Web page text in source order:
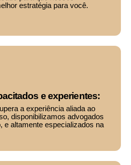
estratégia para você.
e experientes:
a experiência aliada ao
disponibilizamos advogados
e altamente especializados na